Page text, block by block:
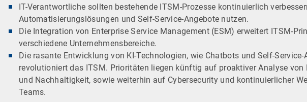
IT-Verantwortliche sollten bestehende ITSM-Prozesse kontinuierlich
Automatisierungslösungen und Self-Service-Angebote nutzen.
Die Integration von Enterprise Service Management (ESM) erweitert ITSM-
verschiedene Unternehmensbereiche.
Die rasante Entwicklung von KI-Technologien, wie Chatbots und Self-Service-
revolutioniert das ITSM. Prioritäten liegen künftig auf proaktiver Analyse von
und Nachhaltigkeit, sowie weiterhin auf Cybersecurity und kontinuierlicher
Teams.